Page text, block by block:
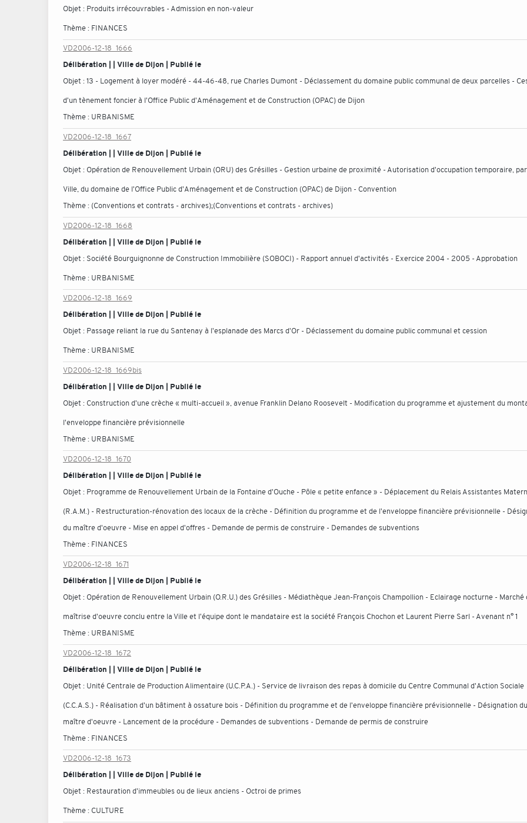
Objet : Produits irrécouvrables - Admission en non-valeur
Thème : FINANCES
VD2006-12-18_1666
Délibération | | Ville de Dijon | Publié le
Objet :13 - Logement à loyer modéré - 44-46-48, rue Charles Dumont - Déclassement du domaine public communal de deux parcelles -
d'un tènement foncier à l'Office Public d'Aménagement et de Construction (OPAC) de Dijon
Thème : URBANISME
VD2006-12-18_1667
Délibération | | Ville de Dijon | Publié le
Objet : Opération de Renouvellement Urbain (ORU) des Grésilles - Gestion urbaine de proximité - Autorisation d'occupation temporaire,
Ville, du domaine de l'Office Public d'Aménagement et de Construction (OPAC) de Dijon - Convention
Thème : (Conventions et contrats - archives);(Conventions et contrats - archives)
VD2006-12-18_1668
Délibération | | Ville de Dijon | Publié le
Objet : Société Bourguignonne de Construction Immobilière (SOBOCI) - Rapport annuel d'activités - Exercice 2004 - 2005 - Approbation
Thème : URBANISME
VD2006-12-18_1669
Délibération | | Ville de Dijon | Publié le
Objet : Passage reliant la rue du Santenay à l'esplanade des Marcs d'Or - Déclassement du domaine public communal et cession
Thème : URBANISME
VD2006-12-18_1669bis
Délibération | | Ville de Dijon | Publié le
Objet : Construction d'une crèche « multi-accueil », avenue Franklin Delano Roosevelt - Modification du programme et ajustement du
l'enveloppe financière prévisionnelle
Thème : URBANISME
VD2006-12-18_1670
Délibération | | Ville de Dijon | Publié le
Objet : Programme de Renouvellement Urbain de la Fontaine d'Ouche - Pôle « petite enfance » - Déplacement du Relais Assistantes
(R.A.M.) - Restructuration-rénovation des locaux de la crèche - Définition du programme et de l'enveloppe financière prévisionnelle -
du maître d'oeuvre - Mise en appel d'offres - Demande de permis de construire - Demandes de subventions
Thème : FINANCES
VD2006-12-18_1671
Délibération | | Ville de Dijon | Publié le
Objet : Opération de Renouvellement Urbain (O.R.U.) des Grésilles - Médiathèque Jean-François Champollion - Eclairage nocturne - Marché
maîtrise d'oeuvre conclu entre la Ville et l'équipe dont le mandataire est la société François Chochon et Laurent Pierre Sarl - Avenant n° 1
Thème : URBANISME
VD2006-12-18_1672
Délibération | | Ville de Dijon | Publié le
Objet : Unité Centrale de Production Alimentaire (U.C.P.A.) - Service de livraison des repas à domicile du Centre Communal d'Action Sociale
(C.C.A.S.) - Réalisation d'un bâtiment à ossature bois - Définition du programme et de l'enveloppe financière prévisionnelle - Désignation du
maître d'oeuvre - Lancement de la procédure - Demandes de subventions - Demande de permis de construire
Thème : FINANCES
VD2006-12-18_1673
Délibération | | Ville de Dijon | Publié le
Objet : Restauration d'immeubles ou de lieux anciens - Octroi de primes
Thème : CULTURE